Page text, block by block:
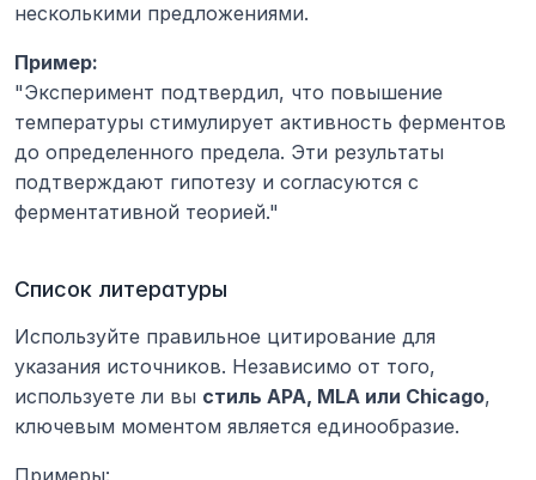
несколькими предложениями.
Пример:
"Эксперимент подтвердил, что повышение
температуры стимулирует активность ферментов
до определенного предела. Эти результаты
подтверждают гипотезу и согласуются с
ферментативной теорией."
Список литературы
Используйте правильное цитирование для
указания источников. Независимо от того,
используете ли вы стиль APA, MLA или Chicago,
ключевым моментом является единообразие.
Примеры: